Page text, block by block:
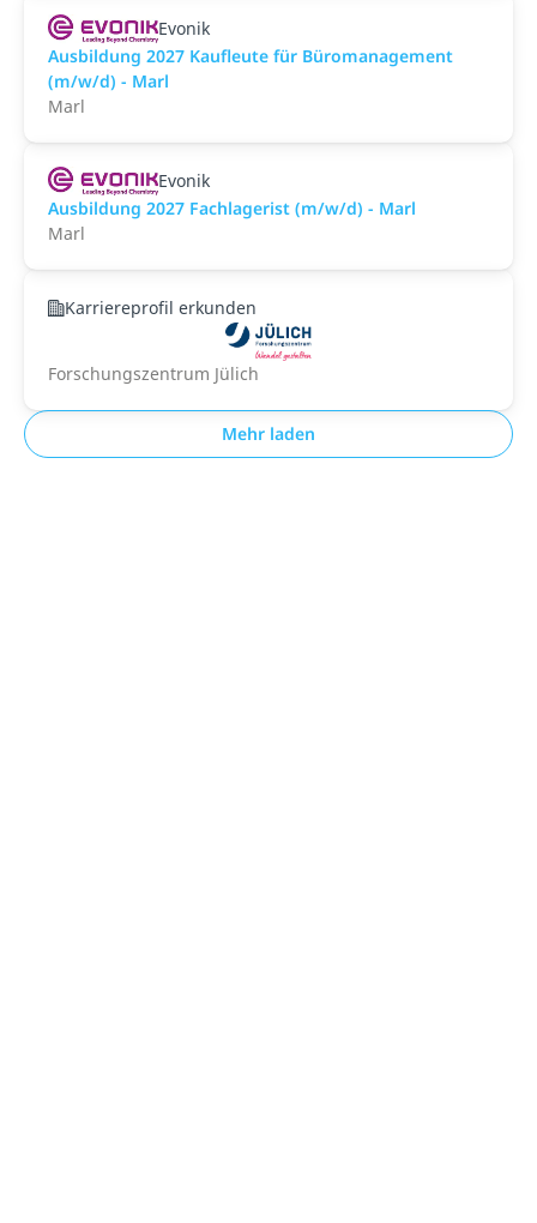
Evonik
Ausbildung 2027 Kaufleute für Büromanagement
(m/w/d) - Marl
Marl
Evonik
Ausbildung 2027 Fachlagerist (m/w/d) - Marl
Marl
Karriereprofil erkunden
Forschungszentrum Jülich
Mehr laden